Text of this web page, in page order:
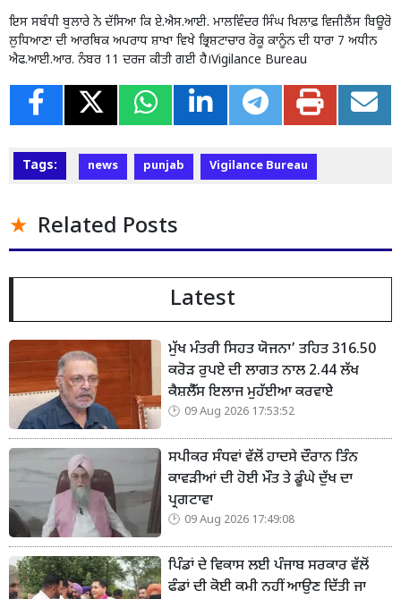
ਇਸ ਸਬੰਧੀ ਬੁਲਾਰੇ ਨੇ ਦੱਸਿਆ ਕਿ ਏ.ਐਸ.ਆਈ. ਮਾਲਵਿੰਦਰ ਸਿੰਘ ਖਿਲਾਫ਼ ਵਿਜੀਲੈਂਸ ਬਿਊਰੋ
ਲੁਧਿਆਣਾ ਦੀ ਆਰਥਿਕ ਅਪਰਾਧ ਸ਼ਾਖਾ ਵਿਖੇ ਭ੍ਰਿਸ਼ਟਾਚਾਰ ਰੋਕੂ ਕਾਨੂੰਨ ਦੀ ਧਾਰਾ 7 ਅਧੀਨ
ਐਫ.ਆਈ.ਆਰ. ਨੰਬਰ 11 ਦਰਜ ਕੀਤੀ ਗਈ ਹੈ।Vigilance Bureau
Tags: news punjab Vigilance Bureau
Related Posts
Latest
ਮੁੱਖ ਮੰਤਰੀ ਸਿਹਤ ਯੋਜਨਾ’ ਤਹਿਤ 316.50
ਕਰੋੜ ਰੁਪਏ ਦੀ ਲਾਗਤ ਨਾਲ 2.44 ਲੱਖ
ਕੈਸ਼ਲੈੱਸ ਇਲਾਜ ਮੁਹੱਈਆ ਕਰਵਾਏੇ
09 Aug 2026 17:53:52
ਸਪੀਕਰ ਸੰਧਵਾਂ ਵੱਲੋਂ ਹਾਦਸੇ ਦੌਰਾਨ ਤਿੰਨ
ਕਾਵੜੀਆਂ ਦੀ ਹੋਈ ਮੌਤ ਤੇ ਡੂੰਘੇ ਦੁੱਖ ਦਾ
ਪ੍ਰਗਟਾਵਾ
09 Aug 2026 17:49:08
ਪਿੰਡਾਂ ਦੇ ਵਿਕਾਸ ਲਈ ਪੰਜਾਬ ਸਰਕਾਰ ਵੱਲੋਂ
ਫੰਡਾਂ ਦੀ ਕੋਈ ਕਮੀ ਨਹੀਂ ਆਉਣ ਦਿੱਤੀ ਜਾ